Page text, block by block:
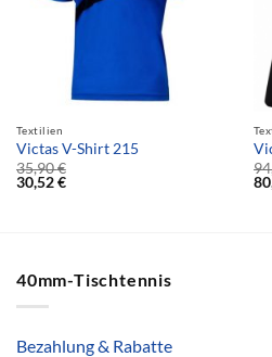
Textilien
Victas V-Shirt 215
35,90€
30,52€
40mm-Tischtennis
Bezahlung & Rabatte